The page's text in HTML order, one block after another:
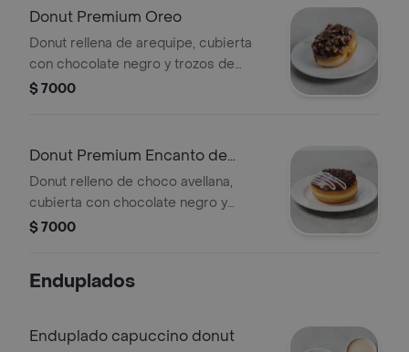
Donut Premium Oreo
Donut rellena de arequipe, cubierta
con chocolate negro y trozos de
galleta oreo
$ 7000
Donut Premium Encanto de
Chocolate
Donut relleno de choco avellana,
cubierta con chocolate negro y
grageas de chocolate
$ 7000
Enduplados
Enduplado capuccino donut